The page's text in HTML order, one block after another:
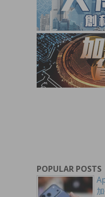
POPULAR POSTS